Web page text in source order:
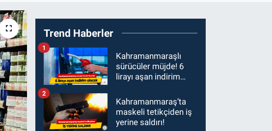
Trend Haberler
Kahramanmaraşlı
sürücüler müjde! 6
lirayı aşan indirim
1
Kahramanmaraş’ta
maskeli tetikçiden iş
yerine saldırı!
2